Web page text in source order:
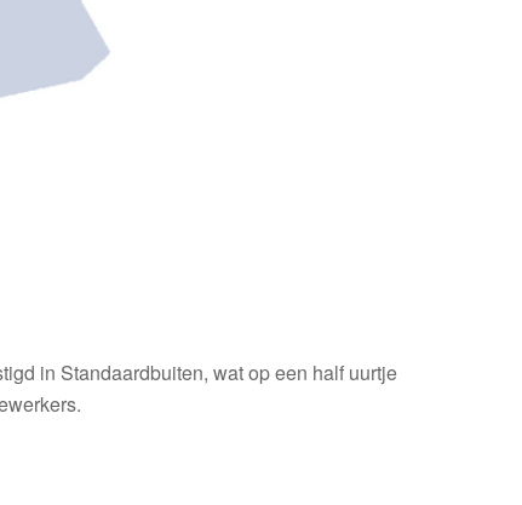
in Standaardbuiten, wat op een half uurtje